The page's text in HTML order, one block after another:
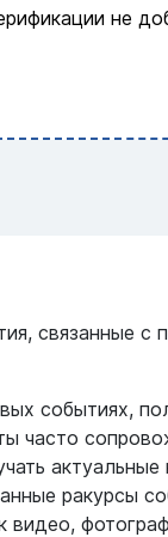
не
связанные с
событиях,
часто
ракурсы
видео,